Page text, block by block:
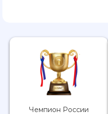
Чемпион России